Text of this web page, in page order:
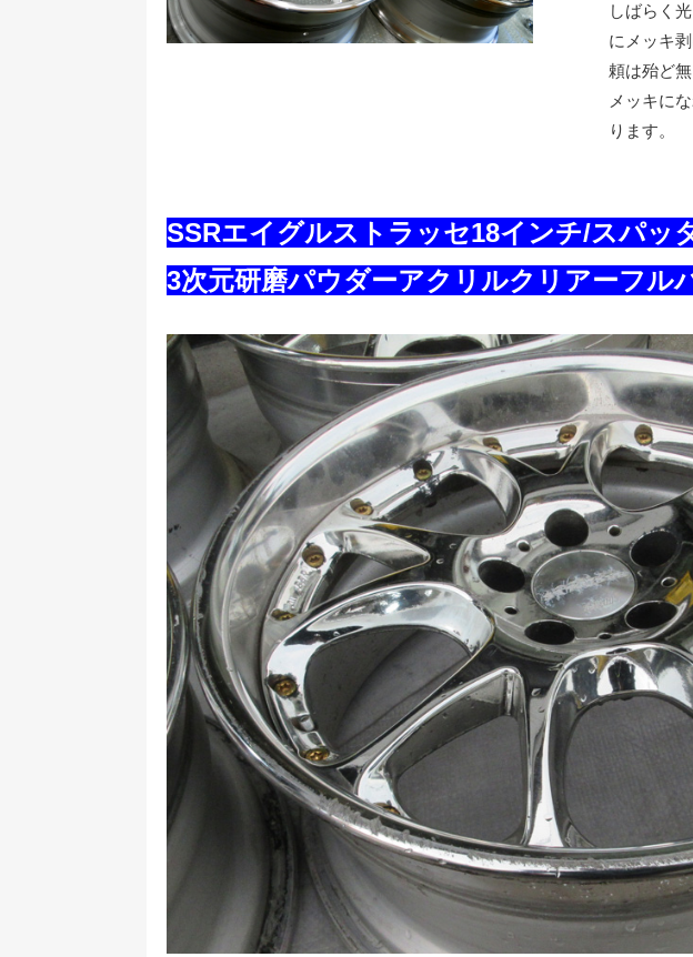
しばらく
にメッキ
頼は殆ど
メッキに
ります。
SSRエイグルストラッセ18インチ/スパッ
3次元研磨パウダーアクリルクリアーフル